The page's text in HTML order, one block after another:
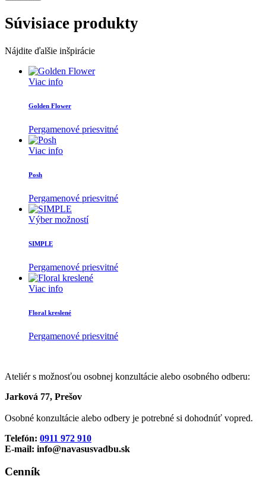
Súvisiace produkty
Nájdite ďalšie inšpirácie
Viac info
Golden Flower
Pergamenové priesvitné
Viac info
Posh
Pergamenové priesvitné
Výber možnostíTento
variantov.
Možnosti
si
produktu.
SIMPLE
Pergamenové priesvitné
Viac info
Floral kreslené
Pergamenové priesvitné
Ateliér s možnosťou osobnej konzultácie alebo osobného odberu:
Jarková 77, Prešov
Osobné konzultácie alebo odbery je potrebné si dohodnúť vopred.
Telefón: 0911 972 910
E-mail: info@navasusvadbu.sk
Cenník